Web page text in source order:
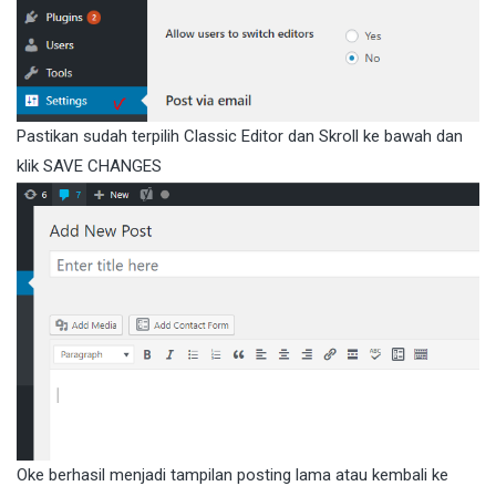
Pastikan sudah terpilih Classic Editor dan Skroll ke bawah dan
klik SAVE CHANGES
Oke berhasil menjadi tampilan posting lama atau kembali ke